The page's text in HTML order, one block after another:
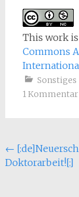
This workis
Commons
Sonstiges
1 Kommentar
←
Doktorarbeit![:]